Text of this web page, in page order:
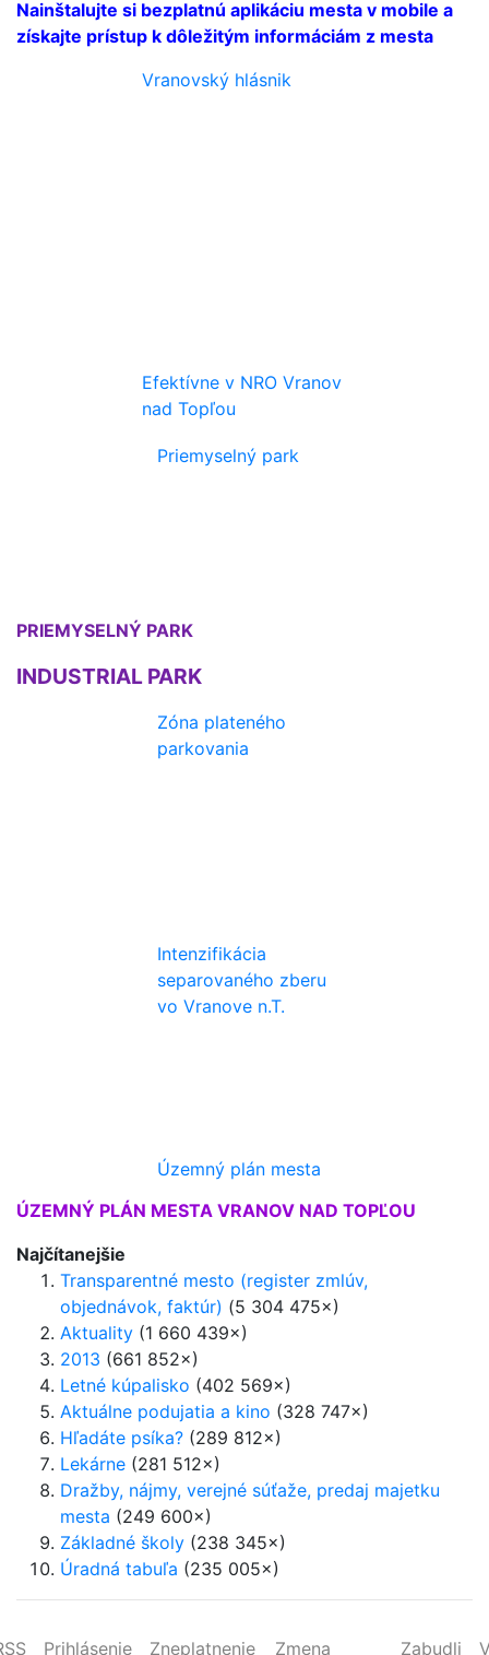
Nainštalujte si bezplatnú aplikáciu mesta v mobile a
získajte prístup k dôležitým informáciám z mesta
Vranovský hlásnik
Efektívne v NRO Vranov
nad Topľou
Priemyselný park
PRIEMYSELNÝ PARK
INDUSTRIAL PARK
Zóna plateného
parkovania
Intenzifikácia
separovaného zberu
vo Vranove n.T.
Územný plán mesta
ÚZEMNÝ PLÁN MESTA VRANOV NAD TOPĽOU
Najčítanejšie
Transparentné mesto (register zmlúv,
objednávok, faktúr) (5 304 475×)
Aktuality (1 660 439×)
2013 (661 852×)
Letné kúpalisko (402 569×)
Aktuálne podujatia a kino (328 747×)
Hľadáte psíka? (289 812×)
Lekárne (281 512×)
Dražby, nájmy, verejné súťaže, predaj majetku
mesta (249 600×)
Základné školy (238 345×)
Úradná tabuľa (235 005×)
Prihlásenie
Zneplatnenie
Zmena
Zabudli